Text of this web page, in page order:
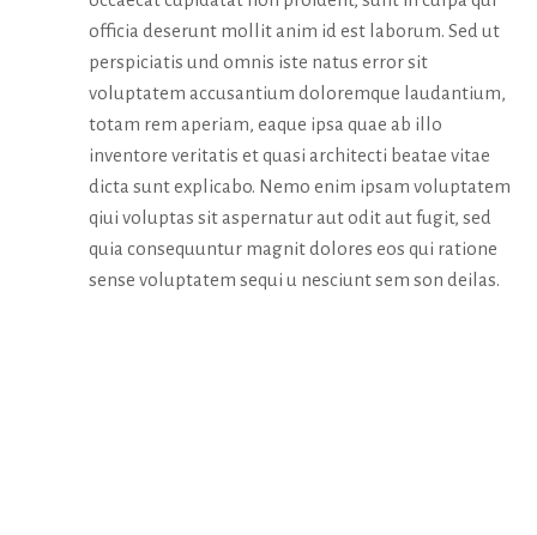
officia deserunt mollit anim id est laborum. Sed ut
perspiciatis und omnis iste natus error sit
voluptatem accusantium doloremque laudantium,
totam rem aperiam, eaque ipsa quae ab illo
inventore veritatis et quasi architecti beatae vitae
dicta sunt explicabo. Nemo enim ipsam voluptatem
qiui voluptas sit aspernatur aut odit aut fugit, sed
quia consequuntur magnit dolores eos qui ratione
sense voluptatem sequi u nesciunt sem son deilas.